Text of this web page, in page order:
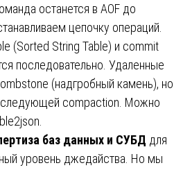
останется в AOF до
цепочку операций.
(Sorted String Table) и commit
последовательно. Удаленные
(надгробный камень), но
следующей compaction. Можно
баз данных и СУБД для
уровень джедайства. Но мы